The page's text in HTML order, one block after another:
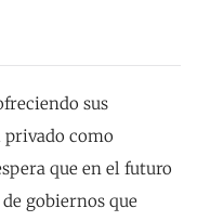
sus
privado como
que en el futuro
gobiernos que